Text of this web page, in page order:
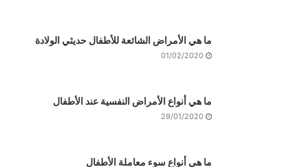
ما هي الأمراض الشائعة للأطفال حديثي الولادة
01/02/2020
ما هي أنواع الأمراض النفسية عند الأطفال
29/01/2020
ما هي أنواع سوء معاملة الأطفال